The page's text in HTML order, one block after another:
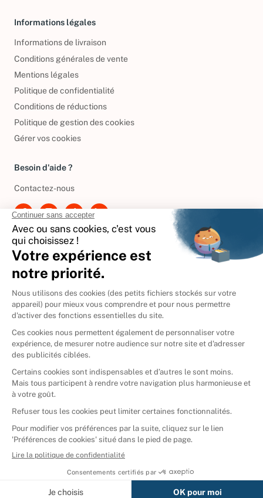
Afficher tous les résultats
Informations légales
Informations de livraison
Conditions générales de vente
Mentions légales
Politique de confidentialité
Conditions de réductions
Politique de gestion des cookies
Gérer vos cookies
Besoin d'aide ?
Contactez-nous
International
🇪🇸 Espagne
🇩🇪Allemagne
🇮🇹 Italie